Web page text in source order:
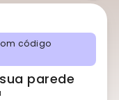
código
parede